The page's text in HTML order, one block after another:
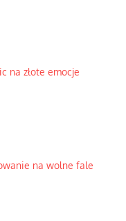
na złote emocje
na wolne fale